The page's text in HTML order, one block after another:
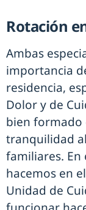
Rotación
Ambas
importancia
residencia,
Dolor y de
bien formado
tranquilidad
familiares. En
hacemos en
Unidad de